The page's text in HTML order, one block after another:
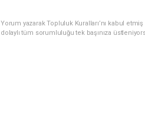
Yorum yazarak Topluluk Kuralları’nı kabul
dolaylı tüm sorumluluğu tek başınıza